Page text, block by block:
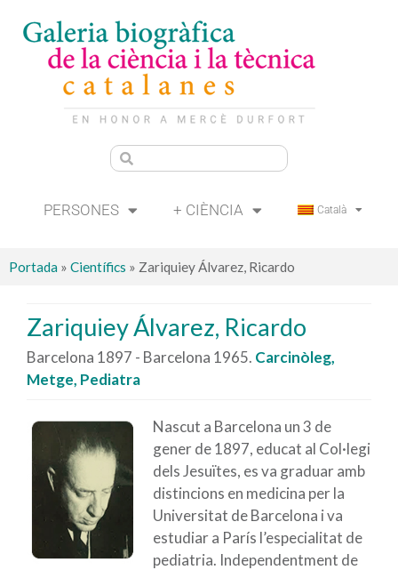
PERSONES + CIÈNCIA Català
Portada » Científics » Zariquiey Álvarez, Ricardo
Zariquiey Álvarez, Ricardo
Barcelona 1897 - Barcelona 1965. Carcinòleg,
Metge, Pediatra
Nascut a Barcelona un 3 de
gener de 1897, educat al Col·legi
dels Jesuïtes, es va graduar amb
distincions en medicina per la
Universitat de Barcelona i va
estudiar a París l’especialitat de
pediatria. Independentment de